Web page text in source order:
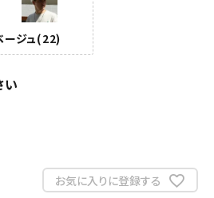
ージュ(22)
い
お気に入りに登録する